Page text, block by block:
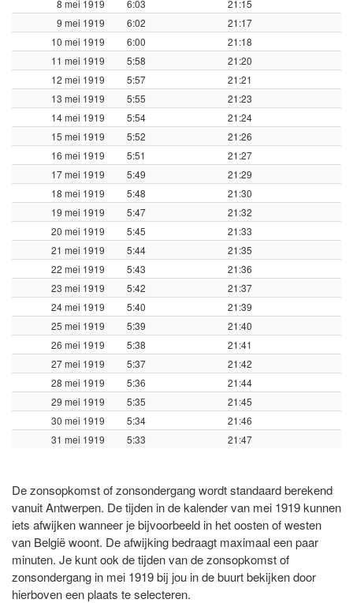
8 mei 1919 6:03
21:15
9 mei 1919
6:02
21:17
10 mei 1919
6:00
21:18
11 mei 1919
5:58
21:20
12 mei 1919
5:57
21:21
13 mei 1919
5:55
21:23
14 mei 1919
5:54
21:24
15 mei 1919
5:52
21:26
16 mei 1919
5:51
21:27
17 mei 1919
5:49
21:29
18 mei 1919
5:48
21:30
19 mei 1919
5:47
21:32
20 mei 1919
5:45
21:33
21 mei 1919
5:44
21:35
22 mei 1919
5:43
21:36
23 mei 1919
5:42
21:37
24 mei 1919
5:40
21:39
25 mei 1919
5:39
21:40
26 mei 1919
5:38
21:41
27 mei 1919
5:37
21:42
28 mei 1919
5:36
21:44
29 mei 1919
5:35
21:45
30 mei 1919
5:34
21:46
31 mei 1919
5:33 21:47
De zonsopkomst of zonsondergang wordt standaard berekend
vanuit Antwerpen. De tijden in de kalender van mei 1919 kunnen
iets afwijken wanneer je bijvoorbeeld in het oosten of westen
van België woont. De afwijking bedraagt maximaal een paar
minuten. Je kunt ook de tijden van de zonsopkomst of
zonsondergang in mei 1919 bij jou in de buurt bekijken door
hierboven een plaats te selecteren.